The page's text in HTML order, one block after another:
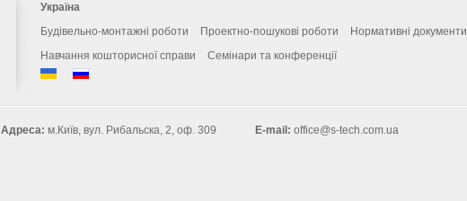
Україна
Будівельно-монтажні роботи
Проектно-пошукові роботи
Нормативні документи
Навчання кошторисної справи
Семінари та конференції
Адреса: м.Київ, вул. Рибальска, 2, оф. 309 E-mail: office@s-tech.com.ua